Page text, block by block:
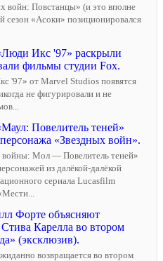
войн: Повстанцы» (и это вполне
«Асоки» позиционировался
Икс '97» раскрыли
фильмы студии Fox.
'97» от Marvel Studios появятся
не фигурировали и не
Повелитель теней»
«Звездных войн».
войны: Мол — Повелитель теней»
из далёкой-далёкой
сериала Lucasfilm
Форте объясняют
Карелла во втором
(эксклюзив).
возвращается во втором